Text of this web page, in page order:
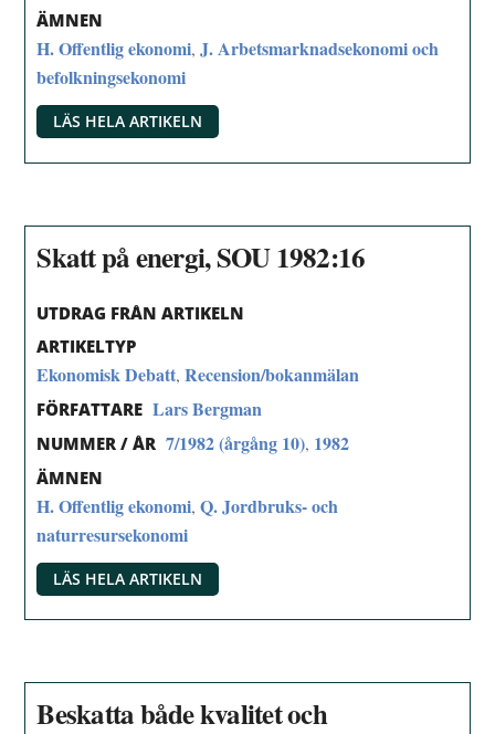
ÄMNEN
H. Offentlig ekonomi,J. Arbetsmarknadsekonomi och
befolkningsekonomi
LÄS HELA ARTIKELN
Skatt på energi, SOU 1982:16
UTDRAG FRÅN ARTIKELN
ARTIKELTYP
Ekonomisk Debatt,Recension/bokanmälan
FÖRFATTARE Lars Bergman
NUMMER / ÅR 7/1982 (årgång 10), 1982
ÄMNEN
H. Offentlig ekonomi,Q. Jordbruks- och
naturresursekonomi
LÄS HELA ARTIKELN
Beskatta både kvalitet och